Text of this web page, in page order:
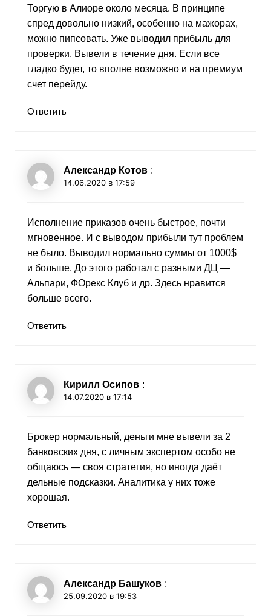
Торгую в Алиоре около месяца. В принципе
спред довольно низкий, особенно на мажорах,
можно пипсовать. Уже выводил прибыль для
проверки. Вывели в течение дня. Если все
гладко будет, то вполне возможно и на премиум
счет перейду.
Ответить
Александр Котов :
14.06.2020 в 17:59
Исполнение приказов очень быстрое, почти
мгновенное. И с выводом прибыли тут проблем
не было. Выводил нормально суммы от 1000$
и больше. До этого работал с разными ДЦ —
Альпари, ФОрекс Клуб и др. Здесь нравится
больше всего.
Ответить
Кирилл Осипов :
14.07.2020 в 17:14
Брокер нормальный, деньги мне вывели за 2
банковских дня, с личным экспертом особо не
общаюсь — своя стратегия, но иногда даёт
дельные подсказки. Аналитика у них тоже
хорошая.
Ответить
Александр Башуков :
25.09.2020 в 19:53